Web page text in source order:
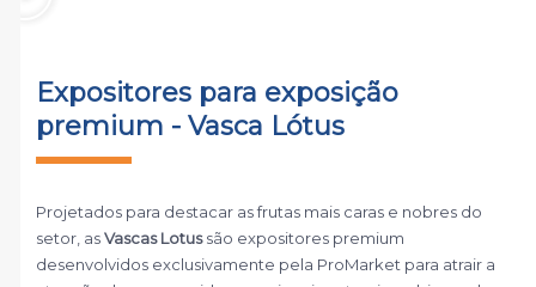
Expositores para exposição
premium - Vasca Lótus
Projetados para destacar as frutas mais caras e nobres do
setor, asVascas Lotussão expositores premium
desenvolvidos exclusivamente pela ProMarket para atrair a